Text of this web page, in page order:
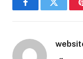
FacebookTwitter